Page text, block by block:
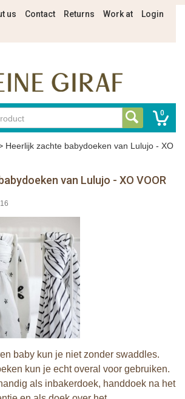
us Contact Returns Work at Login
0
Heerlijk zachte babydoeken van Lulujo - XO
van Lulujo - XO VOOR
baby kun je niet zonder swaddles.
kun je echt overal voor gebruiken.
als inbakerdoek, handdoek na het